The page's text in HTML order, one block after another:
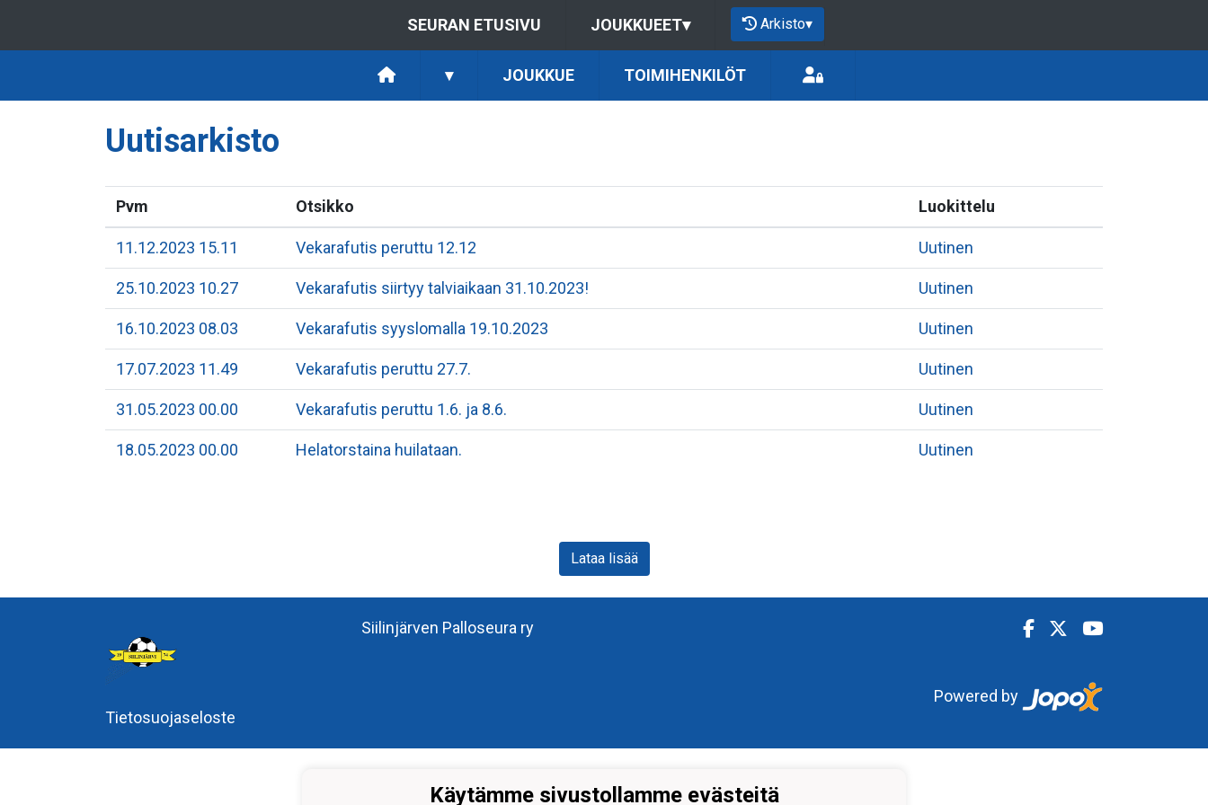
SEURAN ETUSIVU JOUKKUEET▾ Arkisto▾
▾ JOUKKUE TOIMIHENKILÖT
Uutisarkisto
Pvm Otsikko Luokittelu
11.12.2023 15.11 Vekarafutis peruttu 12.12 Uutinen
25.10.2023 10.27 Vekarafutis siirtyy talviaikaan 31.10.2023! Uutinen
16.10.2023 08.03 Vekarafutis syyslomalla 19.10.2023 Uutinen
17.07.2023 11.49 Vekarafutis peruttu 27.7. Uutinen
31.05.2023 00.00 Vekarafutis peruttu 1.6. ja 8.6. Uutinen
18.05.2023 00.00 Helatorstaina huilataan. Uutinen
Lataa lisää
Tietosuojaseloste
Siilinjärven Palloseura ry
Powered by
Käytämme sivustollamme evästeitä